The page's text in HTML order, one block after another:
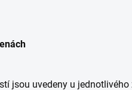
jsou uvedeny u